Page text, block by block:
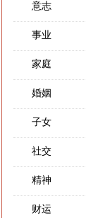
意志
事业
家庭
婚姻
子女
社交
精神
财运